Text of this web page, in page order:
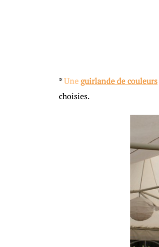
*Uneguirlande de couleurs
choisies.